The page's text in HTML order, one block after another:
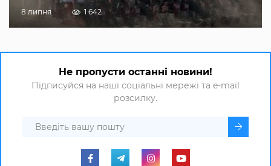
8 липня 1 642
Не пропусти останні новини!
Підписуйся на наші соціальні мережі та e-mail
розсилку.